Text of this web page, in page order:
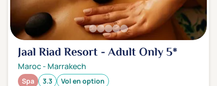
Jaal Riad Resort - Adult Only5*
Maroc- Marrakech
Spa 3.3 Vol en option